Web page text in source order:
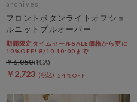
archives
フロントボタンライトオフショ
ルニットプルオーバー
期間限定タイムセールSALE価格から更に
10%OFF! 8/10 10:00まで
￥2,723 54％OFF
￥6,050